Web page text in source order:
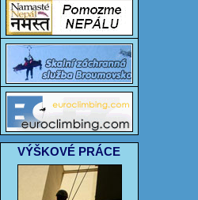
VÝŠKOVÉ PRÁCE